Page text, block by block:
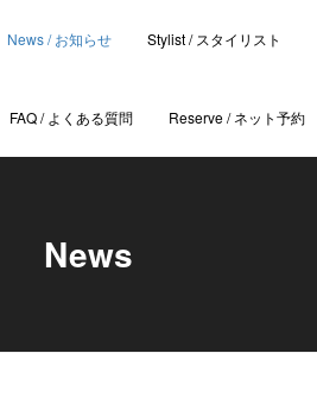
News / お知らせ Stylist / スタイリスト
FAQ / よくある質問 Reserve / ネット予約
News